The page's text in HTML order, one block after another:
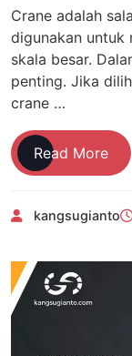
Crane adalah
digunakan untuk
skala besar.
penting. Jika
crane …
Read More
dan
kangsugianto